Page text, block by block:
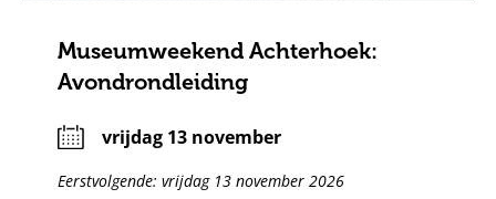
Museumweekend Achterhoek:
Avondrondleiding
vrijdag 13 november
Eerstvolgende: vrijdag 13 november 2026